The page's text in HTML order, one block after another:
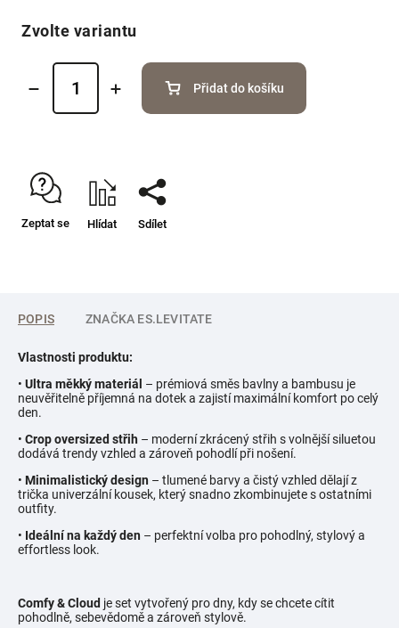
Zvolte variantu
Přidat do košíku
Zeptat se Hlídat Sdílet
POPIS ZNAČKA ES.LEVITATE
Vlastnosti produktu:
• Ultra měkký materiál – prémiová směs bavlny a bambusu je
neuvěřitelně příjemná na dotek a zajistí maximální komfort po celý
den.
• Crop oversized střih – moderní zkrácený střih s volnější siluetou
dodává trendy vzhled a zároveň pohodlí při nošení.
• Minimalistický design – tlumené barvy a čistý vzhled dělají z
trička univerzální kousek, který snadno zkombinujete s ostatními
outfity.
• Ideální na každý den – perfektní volba pro pohodlný, stylový a
effortless look.
Comfy & Cloud je set vytvořený pro dny, kdy se chcete cítit
pohodlně, sebevědomě a zároveň stylově.